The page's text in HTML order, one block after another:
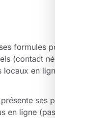
formules pour les
(contact nécessaire)
en ligne
ses prestations
en ligne (pas de